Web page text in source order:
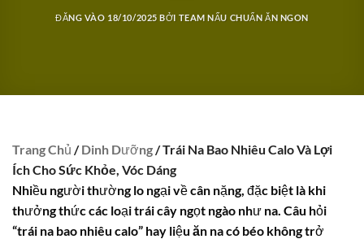
ĐĂNG VÀO 18/10/2025 BỞI TEAM NẤU CHUẨN ĂN NGON
Trang Chủ /Dinh Dưỡng/ Trái Na Bao Nhiêu Calo Và Lợi
Ích Cho Sức Khỏe, Vóc Dáng
Nhiều người thường lo ngại về cân nặng, đặc biệt là khi
thưởng thức các loại trái cây ngọt ngào như na. Câu hỏi
“trái na bao nhiêu calo” hay liệu ăn na có béo khôngtrở